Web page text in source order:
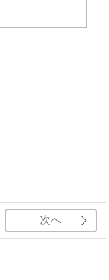
次へ